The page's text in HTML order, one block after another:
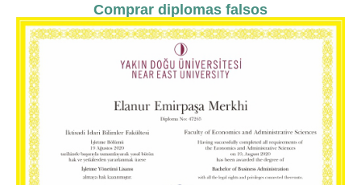
Comprar diplomas falsos